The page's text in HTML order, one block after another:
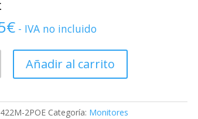
€ - IVA no incluido
Añadir al carrito
2POE Categoría: Monitores